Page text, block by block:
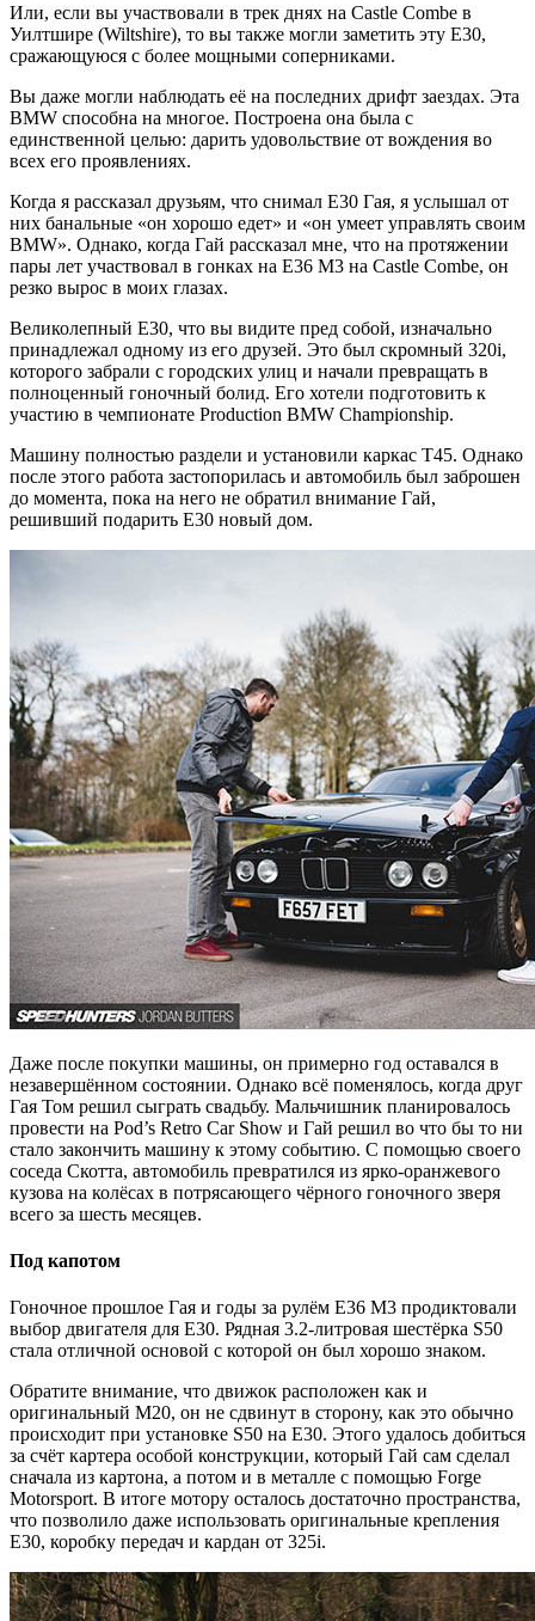
Или, если вы участвовали в трек днях на Castle Combe в
Уилтшире (Wiltshire), то вы также могли заметить эту Е30,
сражающуюся с более мощными соперниками.
Вы даже могли наблюдать её на последних дрифт заездах. Эта
BMW способна на многое. Построена она была с
единственной целью: дарить удовольствие от вождения во
всех его проявлениях.
Когда я рассказал друзьям, что снимал Е30 Гая, я услышал от
них банальные «он хорошо едет» и «он умеет управлять своим
BMW». Однако, когда Гай рассказал мне, что на протяжении
пары лет участвовал в гонках на E36 M3 на Castle Combe, он
резко вырос в моих глазах.
Великолепный Е30, что вы видите пред собой, изначально
принадлежал одному из его друзей. Это был скромный 320i,
которого забрали с городских улиц и начали превращать в
полноценный гоночный болид. Его хотели подготовить к
участию в чемпионате Production BMW Championship.
Машину полностью раздели и установили каркас Т45. Однако
после этого работа застопорилась и автомобиль был заброшен
до момента, пока на него не обратил внимание Гай,
решивший подарить Е30 новый дом.
Даже после покупки машины, он примерно год оставался в
незавершённом состоянии. Однако всё поменялось, когда друг
Гая Том решил сыграть свадьбу. Мальчишник планировалось
провести на Pod’s Retro Car Show и Гай решил во что бы то ни
стало закончить машину к этому событию. С помощью своего
соседа Скотта, автомобиль превратился из ярко-оранжевого
кузова на колёсах в потрясающего чёрного гоночного зверя
всего за шесть месяцев.
Под капотом
Гоночное прошлое Гая и годы за рулём Е36 М3 продиктовали
выбор двигателя для Е30. Рядная 3.2-литровая шестёрка S50
стала отличной основой с которой он был хорошо знаком.
Обратите внимание, что движок расположен как и
оригинальный М20, он не сдвинут в сторону, как это обычно
происходит при установке S50 на Е30. Этого удалось добиться
за счёт картера особой конструкции, который Гай сам сделал
сначала из картона, а потом и в металле с помощью Forge
Motorsport. В итоге мотору осталось достаточно пространства,
что позволило даже использовать оригинальные крепления
Е30, коробку передач и кардан от 325i.